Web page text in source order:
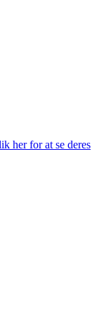
her for at se deres